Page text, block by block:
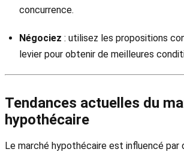
concurrence.
Négociez : utilisez les propositions
levier pour obtenir de meilleures
Tendances actuelles du
hypothécaire
Le marché hypothécaire est influencé par